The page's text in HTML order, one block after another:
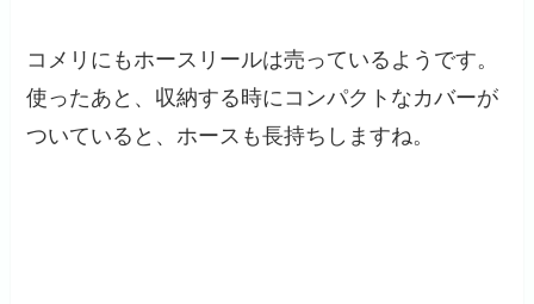
コメリにもホースリールは売っているようです。
使ったあと、収納する時にコンパクトなカバーが
ついていると、ホースも長持ちしますね。